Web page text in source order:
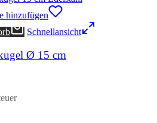
hinzufügen
Schnellansicht
Ø 15 cm